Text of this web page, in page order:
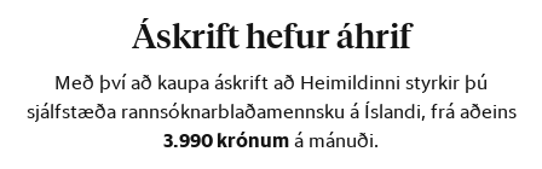
Áskrift hefur áhrif
Með því að kaupa áskrift að Heimildinni styrkir þú
sjálfstæða rannsóknarblaðamennsku á Íslandi, frá aðeins
3.990 krónum á mánuði.